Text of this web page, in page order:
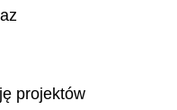
projektów